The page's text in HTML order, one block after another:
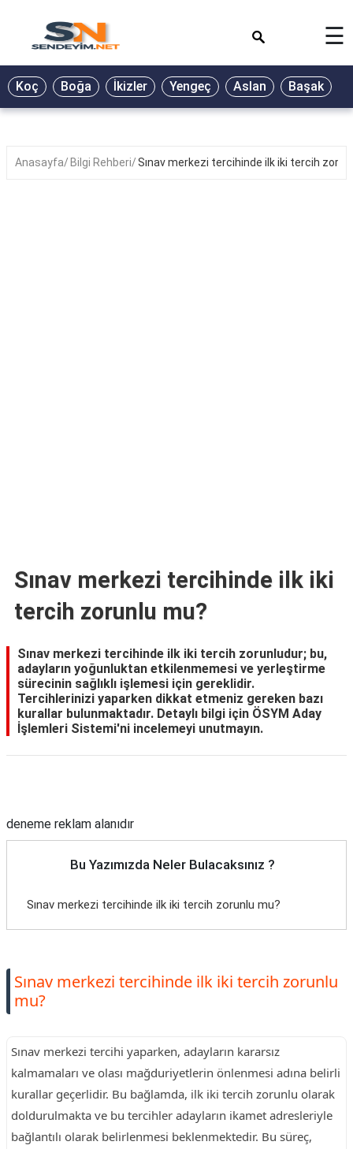
BİYOGRAFİ
GALERİ
☰
Koç Boğa İkizler Yengeç Aslan Başak
Anasayfa Bilgi Rehberi Sınav merkezi tercihinde ilk iki tercih
Sınav merkezi tercihinde ilk iki
tercih zorunlu mu?
Sınav merkezi tercihinde ilk iki tercih zorunludur; bu,
adayların yoğunluktan etkilenmemesi ve yerleştirme
sürecinin sağlıklı işlemesi için gereklidir.
Tercihlerinizi yaparken dikkat etmeniz gereken bazı
kurallar bulunmaktadır. Detaylı bilgi için ÖSYM Aday
İşlemleri Sistemi'ni incelemeyi unutmayın.
deneme reklam alanıdır
Bu Yazımızda Neler Bulacaksınız ?
Sınav merkezi tercihinde ilk iki tercih zorunlu mu?
Sınav merkezi tercihinde ilk iki tercih zorunlu
mu?
Sınav merkezi tercihi yaparken, adayların kararsız
kalmamaları ve olası mağduriyetlerin önlenmesi adına belirli
kurallar geçerlidir. Bu bağlamda, ilk iki tercih zorunlu olarak
doldurulmakta ve bu tercihler adayların ikamet adresleriyle
bağlantılı olarak belirlenmesi beklenmektedir. Bu süreç,